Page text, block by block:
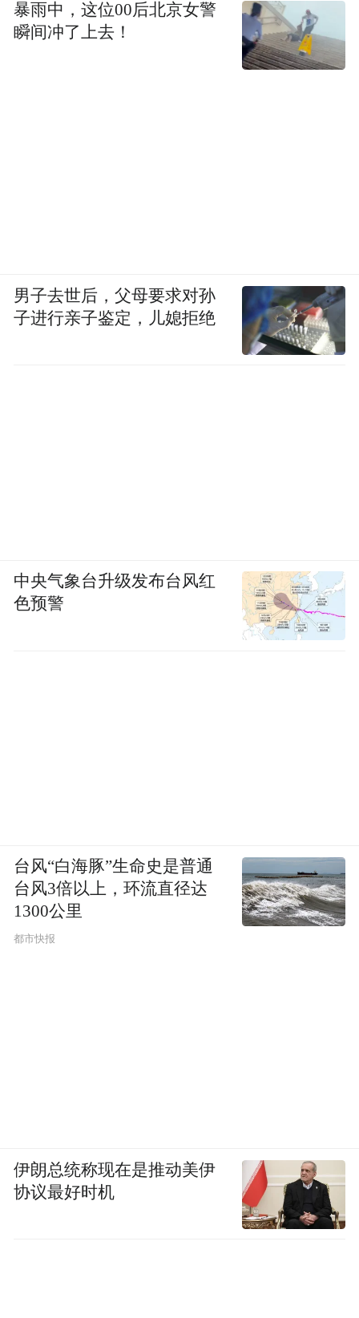
暴雨中，这位00后北京女警
瞬间冲了上去！
男子去世后，父母要求对孙
子进行亲子鉴定，儿媳拒绝
中央气象台升级发布台风红
色预警
台风“白海豚”生命史是普通
台风3倍以上，环流直径达
1300公里
都市快报
伊朗总统称现在是推动美伊
协议最好时机